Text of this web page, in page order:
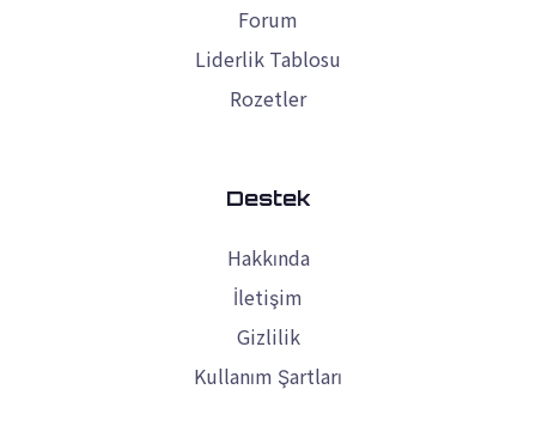
Forum
Liderlik Tablosu
Rozetler
Destek
Hakkında
İletişim
Gizlilik
Kullanım Şartları